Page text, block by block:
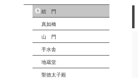
総 門
真如橋
山 門
手水舎
地蔵堂
聖徳太子殿